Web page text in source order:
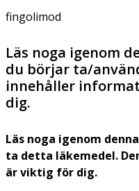
fingolimod
Läs noga igenom
du börjar ta/
innehåller
dig.
Läs noga igenom
ta detta läkemedel.
är viktig för dig.